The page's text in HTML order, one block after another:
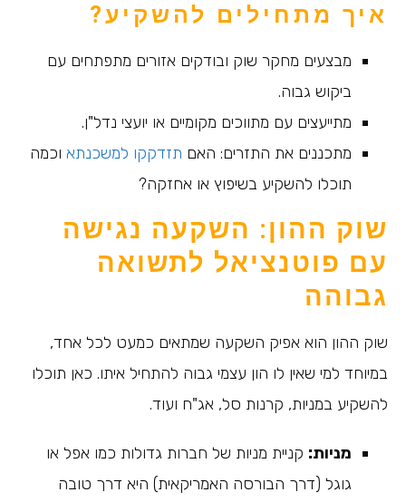
איך מתחילים להשקיע?
מבצעים מחקר שוק ובודקים אזורים מתפתחים עם
ביקוש גבוה.
מתייעצים עם מתווכים מקומיים או יועצי נדל"ן.
מתכננים את התזרים: האם תזדקקו למשכנתא וכמה
תוכלו להשקיע בשיפוץ או אחזקה?
שוק ההון: השקעה נגישה
עם פוטנציאל לתשואה
גבוהה
שוק ההון הוא אפיק השקעה שמתאים כמעט לכל אחד,
במיוחד למי שאין לו הון עצמי גבוה להתחיל איתו. כאן תוכלו
להשקיע במניות, קרנות סל, אג"ח ועוד.
מניות: קניית מניות של חברות גדולות כמו אפל או
גוגל (דרך הבורסה האמריקאית) היא דרך טובה